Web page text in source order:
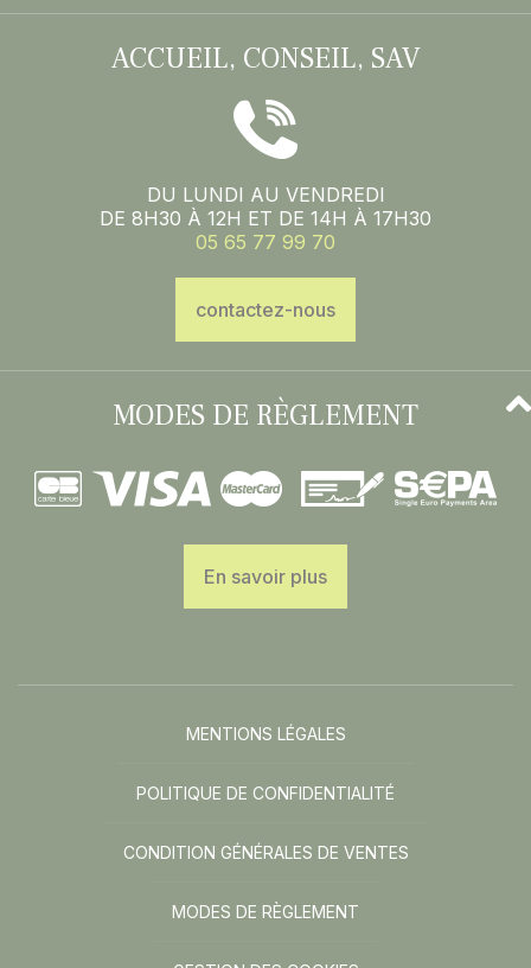
ACCUEIL, CONSEIL, SAV
DU LUNDI AU VENDREDI
DE 8H30 À 12H ET DE 14H À 17H30
05 65 77 99 70
contactez-nous
MODES DE RÈGLEMENT
En savoir plus
MENTIONS LÉGALES
POLITIQUE DE CONFIDENTIALITÉ
CONDITION GÉNÉRALES DE VENTES
MODES DE RÈGLEMENT